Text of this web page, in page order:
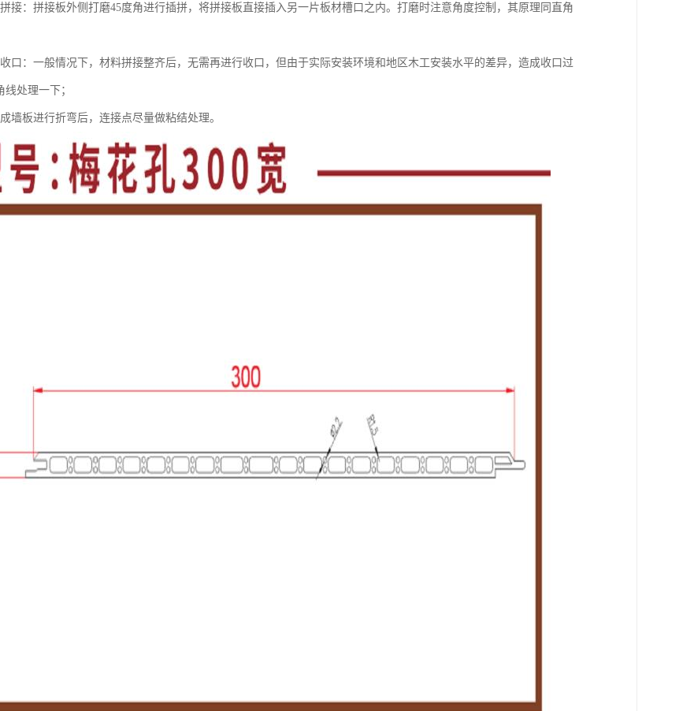
接：拼接板外侧打磨45度角进行插拼，将拼接板直接插入另一片板材槽口之内。打磨时注意角度控制，其原理同直角
口：一般情况下，材料拼接整齐后，无需再进行收口，但由于实际安装环境和地区木工安装水平的差异，造成收口过
处理一下；
墙板进行折弯后，连接点尽量做粘结处理。